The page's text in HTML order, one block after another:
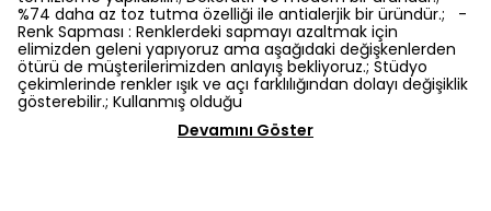
%74 daha az toz tutma özelliği ile antialerjik bir üründür.; -
Renk Sapması : Renklerdeki sapmayı azaltmak için
elimizden geleni yapıyoruz ama aşağıdaki değişkenlerden
ötürü de müşterilerimizden anlayış bekliyoruz.; Stüdyo
çekimlerinde renkler ışık ve açı farklılığından dolayı değişiklik
gösterebilir.; Kullanmış olduğu
Devamını Göster